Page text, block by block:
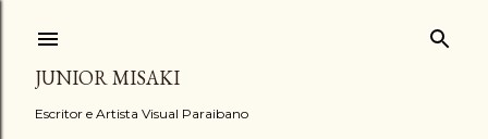
JUNIOR MISAKI
Escritor e Artista Visual Paraibano